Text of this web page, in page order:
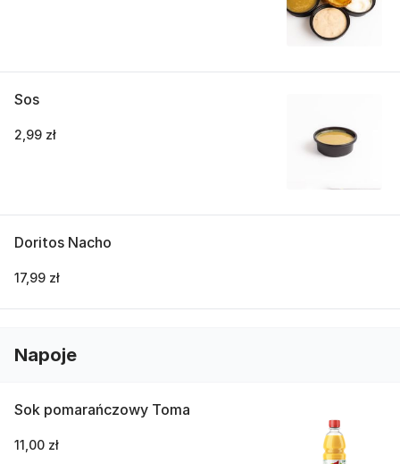
Sos
2,99 zł
Doritos Nacho
17,99 zł
Napoje
Sok pomarańczowy Toma
11,00 zł